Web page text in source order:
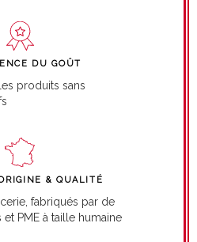
DU GOÛT
produits sans
& QUALITÉ
fabriqués par de
PME à taille humaine